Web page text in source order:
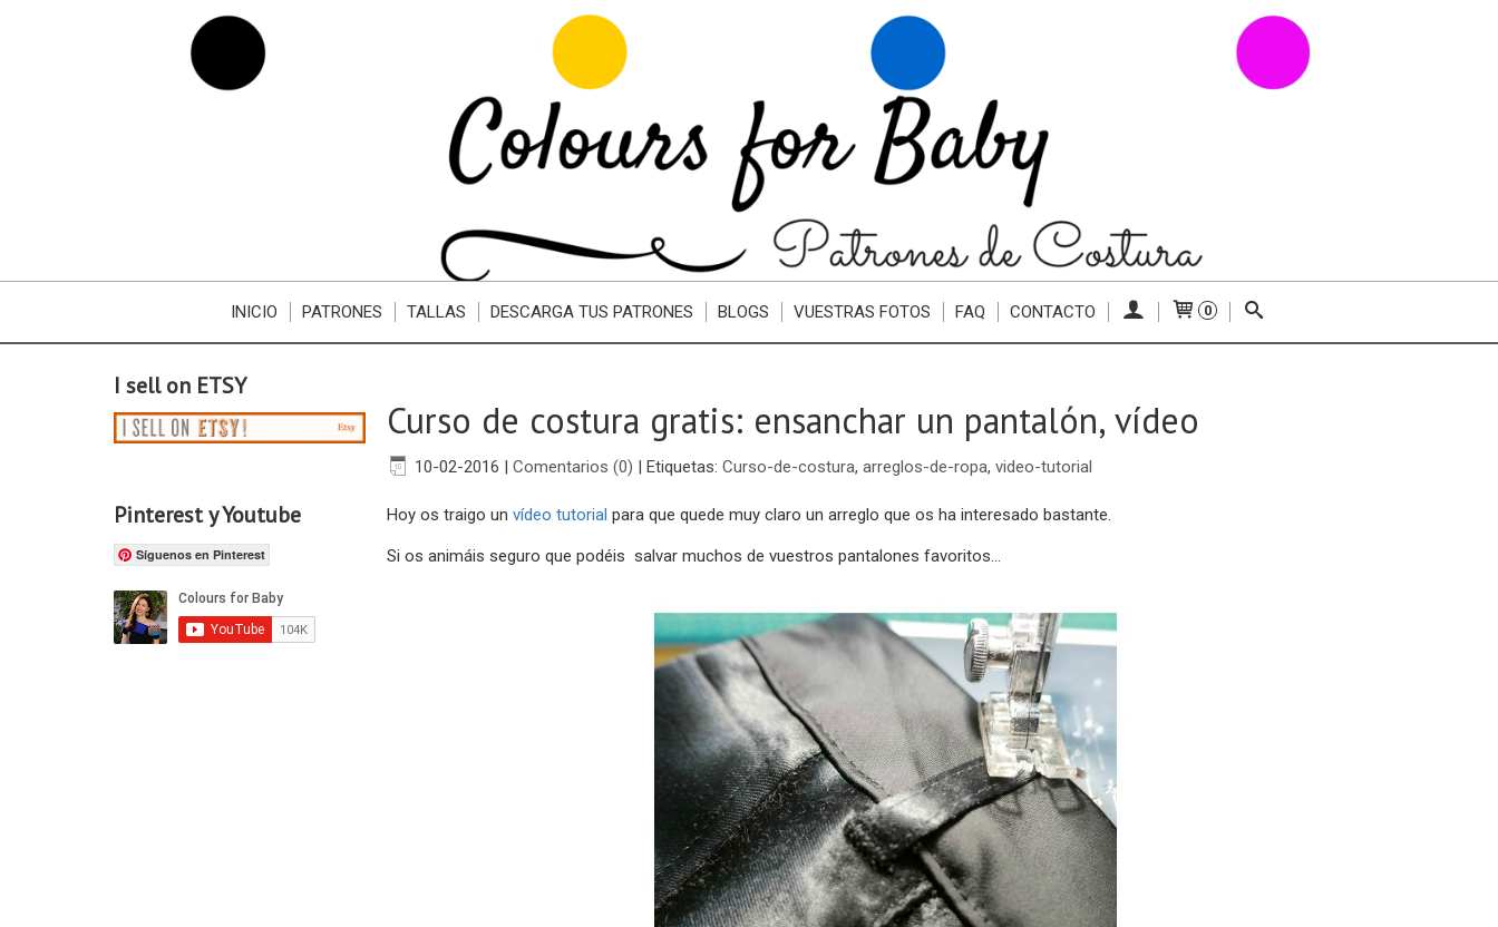
INICIO PATRONES TALLAS DESCARGA TUS PATRONES BLOGS VUESTRAS FOTOS FAQ CONTACTO 0
I sell on ETSY
Pinterest y Youtube
Síguenos en Pinterest
Curso de costura gratis: ensanchar un pantalón, vídeo
10-02-2016 | Comentarios (0) | Etiquetas: Curso-de-costura, arreglos-de-ropa, video-tutorial
Hoy os traigo un vídeo tutorial para que quede muy claro un arreglo que os ha interesado bastante.
Si os animáis seguro que podéis salvar muchos de vuestros pantalones favoritos...